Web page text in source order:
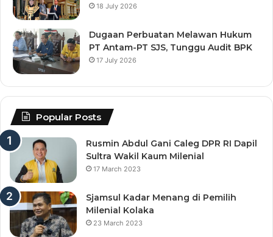
18 July 2026
Dugaan Perbuatan Melawan Hukum
PT Antam-PT SJS, Tunggu Audit BPK
17 July 2026
Popular Posts
Rusmin Abdul Gani Caleg DPR RI Dapil
Sultra Wakil Kaum Milenial
17 March 2023
Sjamsul Kadar Menang di Pemilih
Milenial Kolaka
23 March 2023